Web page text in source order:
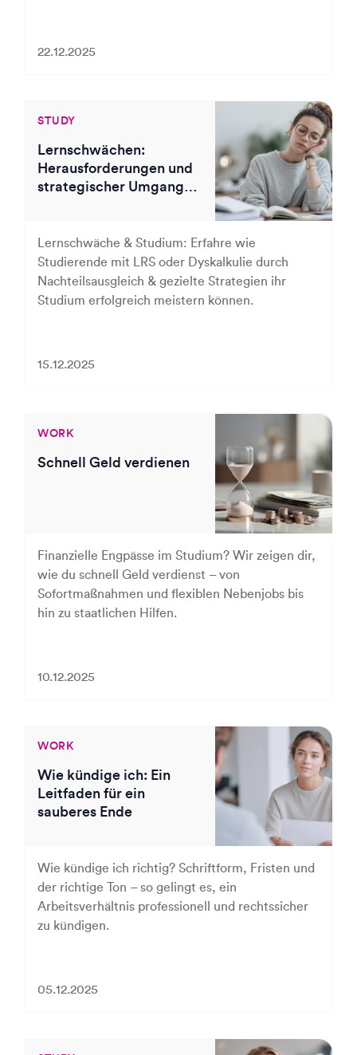
22.12.2025
STUDY
Lernschwächen:
Herausforderungen und
strategischer Umgang
Lernschwäche & Studium: Erfahre wie
Studierende mit LRS oder Dyskalkulie durch
Nachteilsausgleich & gezielte Strategien ihr
Studium erfolgreich meistern können.
15.12.2025
WORK
Schnell Geld verdienen
Finanzielle Engpässe im Studium? Wir zeigen dir,
wie du schnell Geld verdienst – von
Sofortmaßnahmen und flexiblen Nebenjobs bis
hin zu staatlichen Hilfen.
10.12.2025
WORK
Wie kündige ich: Ein
Leitfaden für ein
sauberes Ende
Wie kündige ich richtig? Schriftform, Fristen und
der richtige Ton – so gelingt es, ein
Arbeitsverhältnis professionell und rechtssicher
zu kündigen.
05.12.2025